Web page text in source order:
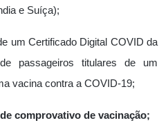
e Suíça);
um Certificado Digital COVID da
passageiros titulares de um
vacina contra a COVID-19;
comprovativo de vacinação;